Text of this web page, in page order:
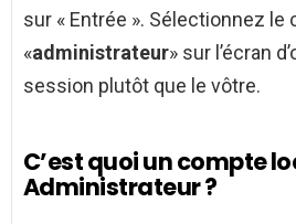
sur « Entrée ». Sélectionnez le
«administrateur» sur l’écran
session plutôt que le vôtre.
C’est quoi un compte
Administrateur ?